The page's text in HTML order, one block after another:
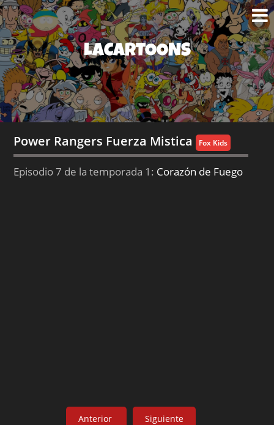
LACARTOONS
Power Rangers Fuerza Mistica Fox Kids
Episodio 7 de la temporada 1: Corazón de Fuego
Anterior Siguiente